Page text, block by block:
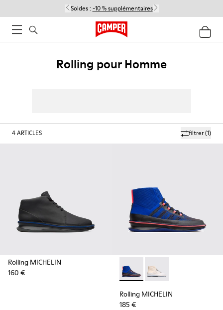
Soldes : -10 % supplémentaires
Rolling pour Homme
filtrer(1)
4ARTICLES
Rolling MICHELIN
160 €
Rolling MICHELIN -
Rolling MICHELIN -
Rolling MICHELIN
185 €